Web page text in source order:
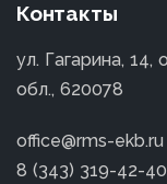
Контакты
ул. Гагарина, 14,
обл., 620078
office@rms-ekb.ru
8 (343) 319-42-40